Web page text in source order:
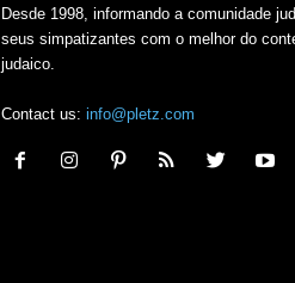
Desde 1998, informando a comunidade
seus simpatizantes com o melhor do
judaico.
Contact us: info@pletz.com